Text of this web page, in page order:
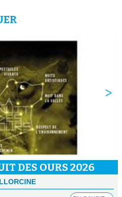
DES OURS 2026